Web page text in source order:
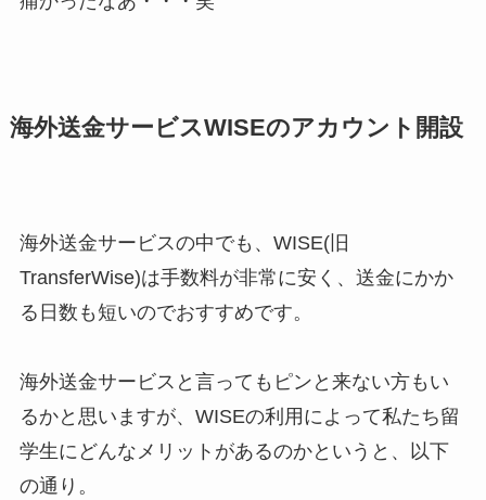
海外送金サービスWISEのアカウント開設
海外送金サービスの中でも、WISE(旧
TransferWise)は手数料が非常に安く、送金にかか
る日数も短いのでおすすめです。
海外送金サービスと言ってもピンと来ない方もい
るかと思いますが、WISEの利用によって私たち留
学生にどんなメリットがあるのかというと、以下
の通り。